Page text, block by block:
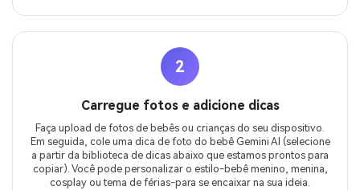
2
Carregue fotos e adicione dicas
Faça upload de fotos de bebês ou crianças do seu dispositivo.
Em seguida, cole uma dica de foto do bebê Gemini AI (selecione
a partir da biblioteca de dicas abaixo que estamos prontos para
copiar). Você pode personalizar o estilo-bebê menino, menina,
cosplay ou tema de férias-para se encaixar na sua ideia.